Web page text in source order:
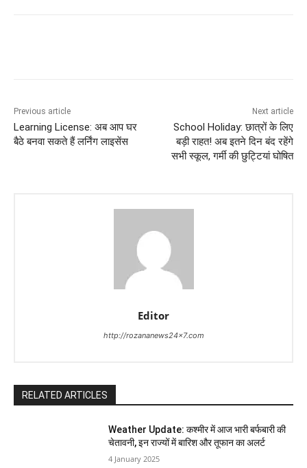
Previous article
Learning License: अब आप घर
बैठे बनवा सकते हैं लर्निंग लाइसेंस
Next article
School Holiday: छात्रों के लिए
बड़ी राहत! अब इतने दिन बंद रहेंगे
सभी स्कूल, गर्मी की छुट्टियां घोषित
Editor
http://rozananews24x7.com
RELATED ARTICLES
Weather Update: कश्मीर में आज भारी बर्फबारी की
चेतावनी, इन राज्यों में बारिश और तूफान का अलर्ट
4 January 2025